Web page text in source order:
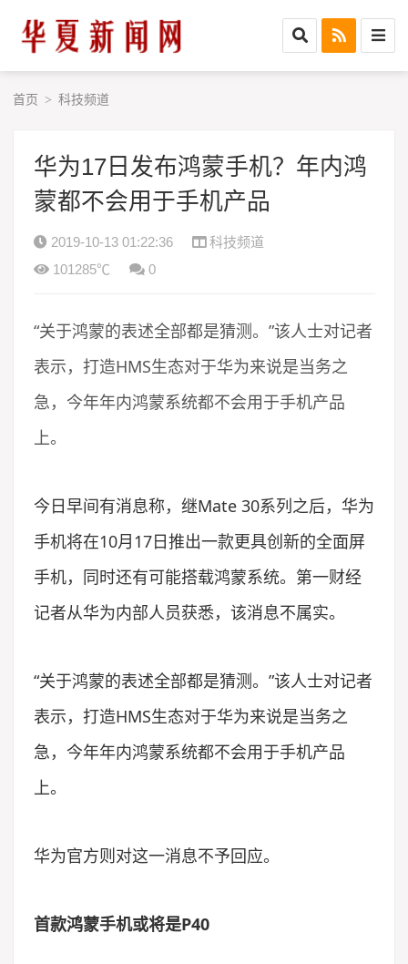
首页 > 科技频道
华为17日发布鸿蒙手机？年内鸿
蒙都不会用于手机产品
2019-10-13 01:22:36
科技频道
101285℃
0
“关于鸿蒙的表述全部都是猜测。”该人士对记者
表示，打造HMS生态对于华为来说是当务之
急，今年年内鸿蒙系统都不会用于手机产品
上。
今日早间有消息称，继Mate 30系列之后，华为
手机将在10月17日推出一款更具创新的全面屏
手机，同时还有可能搭载鸿蒙系统。第一财经
记者从华为内部人员获悉，该消息不属实。
“关于鸿蒙的表述全部都是猜测。”该人士对记者
表示，打造HMS生态对于华为来说是当务之
急，今年年内鸿蒙系统都不会用于手机产品
上。
华为官方则对这一消息不予回应。
首款鸿蒙手机或将是P40